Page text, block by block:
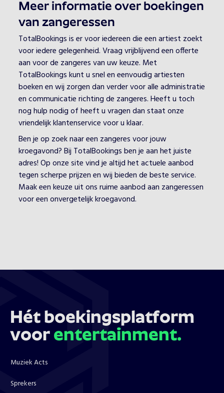
Meer informatie over boekingen
van zangeressen
TotalBookings is er voor iedereen die een artiest zoekt
voor iedere gelegenheid. Vraag vrijblijvend een offerte
aan voor de zangeres van uw keuze. Met
TotalBookings kunt u snel en eenvoudig artiesten
boeken en wij zorgen dan verder voor alle administratie
en communicatie richting de zangeres. Heeft u toch
nog hulp nodig of heeft u vragen dan staat onze
vriendelijk klantenservice voor u klaar.
Ben je op zoek naar een zangeres voor jouw
kroegavond? Bij TotalBookings ben je aan het juiste
adres! Op onze site vind je altijd het actuele aanbod
tegen scherpe prijzen en wij bieden de beste service.
Maak een keuze uit ons ruime aanbod aan zangeressen
voor een onvergetelijk kroegavond.
Hét boekingsplatform
voor entertainment.
Muziek Acts
Sprekers